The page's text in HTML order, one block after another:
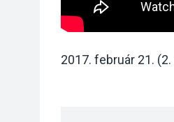
2017. február 21.